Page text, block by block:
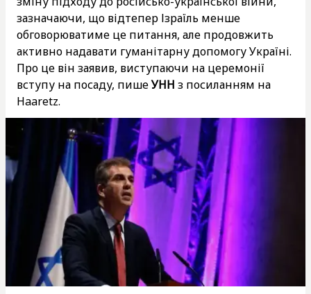
зазначаючи, що відтепер Ізраїль менше
обговорюватиме це питання, але продовжить
активно надавати гуманітарну допомогу Україні.
Про це він заявив, виступаючи на церемонії
вступу на посаду, пишеУНН з посиланням на
Haaretz.